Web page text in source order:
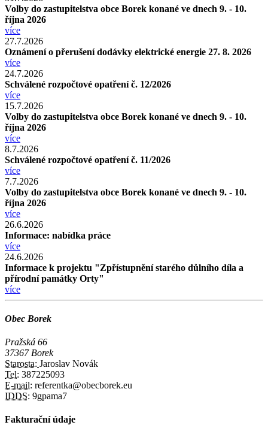
Volby do zastupitelstva obce Borek konané ve dnech 9. - 10.
října 2026
více
27.7.2026
Oznámení o přerušení dodávky elektrické energie 27. 8. 2026
více
24.7.2026
Schválené rozpočtové opatření č. 12/2026
více
15.7.2026
Volby do zastupitelstva obce Borek konané ve dnech 9. - 10.
října 2026
více
8.7.2026
Schválené rozpočtové opatření č. 11/2026
více
7.7.2026
Volby do zastupitelstva obce Borek konané ve dnech 9. - 10.
října 2026
více
26.6.2026
Informace: nabídka práce
více
24.6.2026
Informace k projektu "Zpřístupnění starého důlního díla a
přírodní památky Orty"
více
Obec Borek
Pražská 66
37367 Borek
Starosta: Jaroslav Novák
Tel: 387225093
E-mail: referentka@obecborek.eu
IDDS: 9gpama7
Fakturační údaje